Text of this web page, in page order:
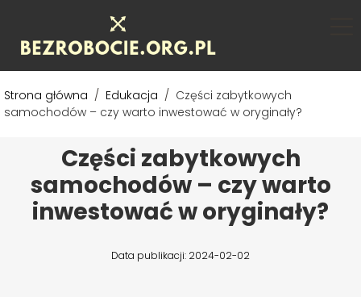
Strona główna / Edukacja / Części zabytkowych
samochodów – czy warto inwestować w oryginały?
Części zabytkowych
samochodów – czy warto
inwestować w oryginały?
Data publikacji: 2024-02-02